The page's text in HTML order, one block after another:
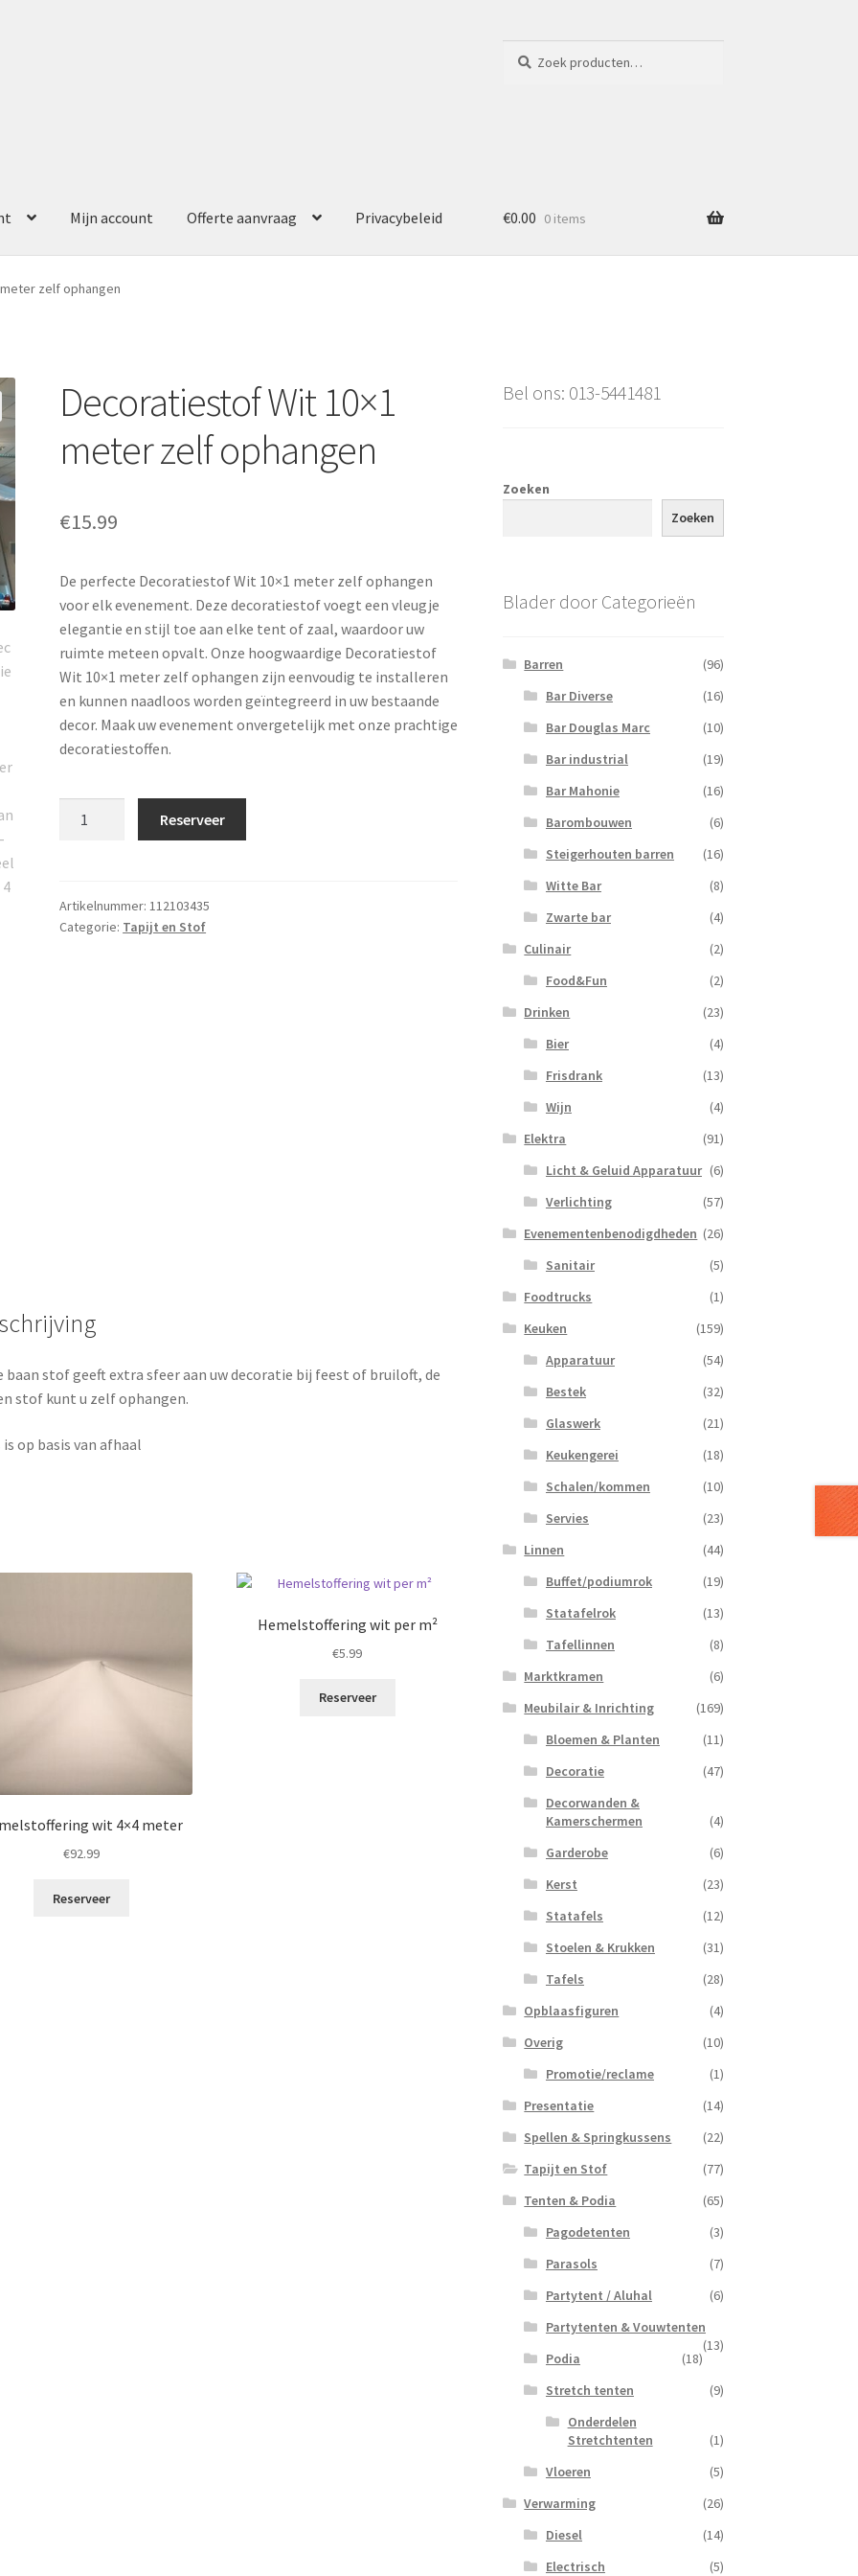
naar:
Mijn account Offerte aanvraag Privacybeleid
Offerte aanvraag
€0.00 0 items
zelf ophangen
Decoratiestof Wit 10×1
meter zelf ophangen
€15.99
De perfecte Decoratiestof Wit 10×1 meter zelf ophangen
voor elk evenement. Deze decoratiestof voegt een vleugje
elegantie en stijl toe aan elke tent of zaal, waardoor uw
ruimte meteen opvalt. Onze hoogwaardige Decoratiestof
Wit 10×1 meter zelf ophangen zijn eenvoudig te installeren
en kunnen naadloos worden geïntegreerd in uw bestaande
decor. Maak uw evenement onvergetelijk met onze prachtige
decoratiestoffen.
zelf
ophangen
Reserveer
Artikelnummer:112103435
Categorie: Tapijt en Stof
baan stof geeft extra sfeer aan uw decoratie bij feest of bruiloft, de
stof kunt u zelf ophangen.
op basis van afhaal
wit 4×4 meter
€92.99
Reserveer
Hemelstoffering wit per m²
€5.99
Reserveer
Bel ons: 013-5441481
Zoeken
Zoeken
Blader door Categorieën
Barren
(96)
Bar Diverse
(16)
Bar Douglas Marc
(10)
Bar industrial
(19)
Bar Mahonie
(16)
Barombouwen
(6)
Steigerhouten barren
(16)
Witte Bar
(8)
Zwarte bar
(4)
Culinair
(2)
Food&Fun
(2)
Drinken
(23)
Bier
(4)
Frisdrank
(13)
Wijn
(4)
Elektra
(91)
Licht & Geluid Apparatuur (6)
Verlichting
(57)
Evenementenbenodigdheden (26)
Sanitair
(5)
Foodtrucks
(1)
Keuken
(159)
Apparatuur
(54)
Bestek
(32)
Glaswerk
(21)
Keukengerei
(18)
Schalen/kommen
(10)
Servies
(23)
Linnen
(44)
Buffet/podiumrok
(19)
Statafelrok
(13)
Tafellinnen
(8)
Marktkramen
(6)
Meubilair & Inrichting
(169)
Bloemen & Planten
(11)
Decoratie
(47)
Decorwanden &
Kamerschermen
(4)
Garderobe
(6)
Kerst
(23)
Statafels
(12)
Stoelen & Krukken
(31)
Tafels
(28)
Opblaasfiguren
(4)
Overig
(10)
Promotie/reclame
(1)
Presentatie
(14)
Spellen & Springkussens
(22)
Tapijt en Stof
(77)
Tenten & Podia
(65)
Pagodetenten
(3)
Parasols
(7)
Partytent / Aluhal
(6)
Partytenten & Vouwtenten
(13)
Podia
(18)
Stretch tenten
(9)
Onderdelen
Stretchtenten
(1)
Vloeren
(5)
Verwarming
(26)
Diesel
(14)
Electrisch
(5)